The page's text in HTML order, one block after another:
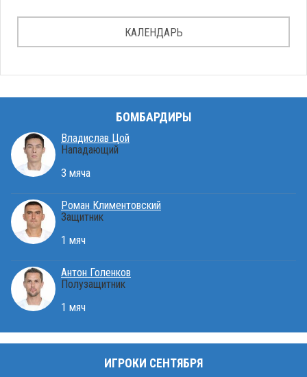
КАЛЕНДАРЬ
БОМБАРДИРЫ
Владислав Цой
Нападающий
3 мяча
Роман Климентовский
Защитник
1 мяч
Антон Голенков
Полузащитник
1 мяч
ИГРОКИ СЕНТЯБРЯ